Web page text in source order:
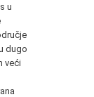
u
dugo
veći